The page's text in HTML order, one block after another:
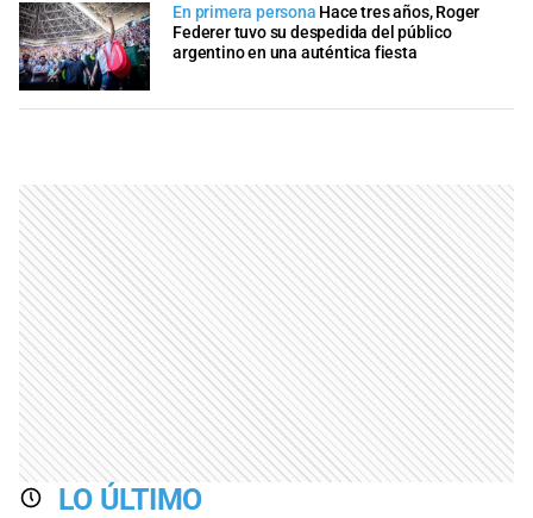
En primera persona Hace tres años, Roger
Federer tuvo su despedida del público
argentino en una auténtica fiesta
LO ÚLTIMO